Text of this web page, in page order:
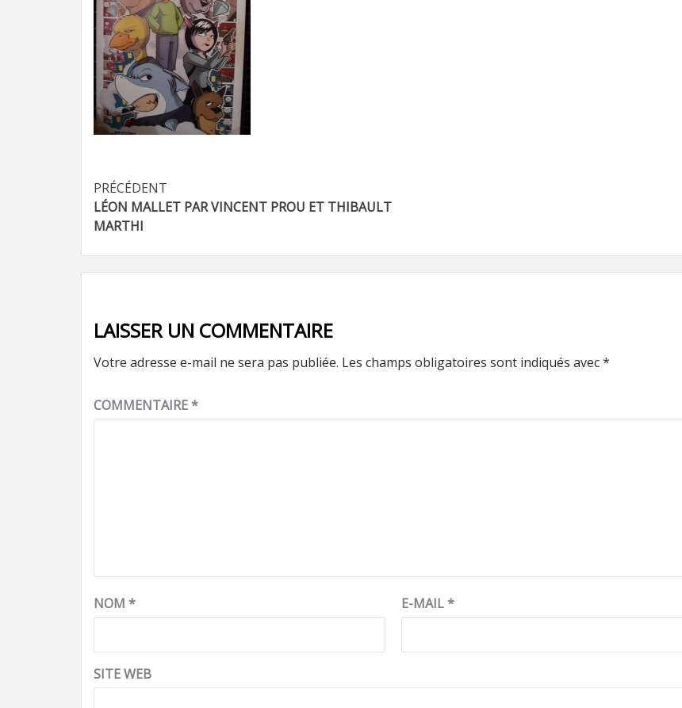
Navigation
d’article
PRÉCÉDENT
LÉON MALLET PAR VINCENT PROU ET THIBAULT
MARTHI
LAISSER UN COMMENTAIRE
Votre adresse e-mail ne sera pas publiée. Les champs obligatoires sont indiqués avec*
COMMENTAIRE*
NOM * E-MAIL*
SITE WEB